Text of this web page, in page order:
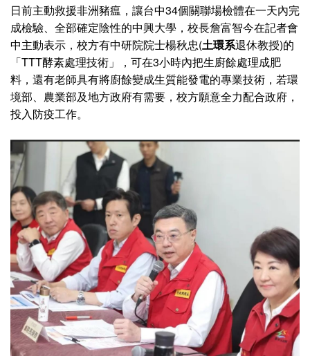
日前主動救援非洲豬瘟，讓台中34個關聯場檢體在一天內完
成檢驗、全部確定陰性的中興大學，校長詹富智今在記者會
中主動表示，校方有中研院院士楊秋忠(土環系退休教授)的
「TTT酵素處理技術」，可在3小時內把生廚餘處理成肥
料，還有老師具有將廚餘變成生質能發電的專業技術，若環
境部、農業部及地方政府有需要，校方願意全力配合政府，
投入防疫工作。